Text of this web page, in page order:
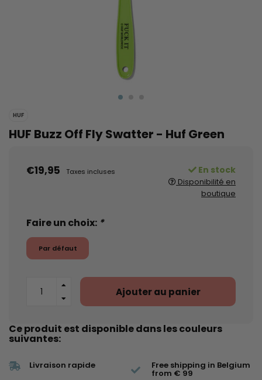
HUF
HUF Buzz Off Fly Swatter - Huf Green
€19,95 Taxes incluses En stock
Disponibilité en
boutique
Faire un choix: *
Par défaut
Ajouter au panier
Ce produit est disponible dans les couleurs
suivantes:
Livraison rapide Free shipping in Belgium
from € 99